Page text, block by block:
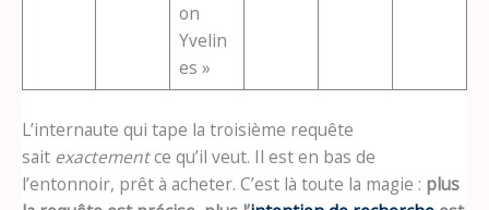
on
Yvelin
es »
L’internaute qui tape la troisième requête
sait exactementce qu’il veut. Il est en bas de
l’entonnoir, prêt à acheter. C’est là toute la magie : plus